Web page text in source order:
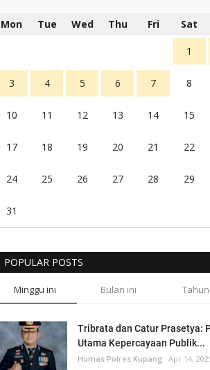
Mon Tue Wed Thu Fri Sat
1
3 4 5 6 7 8
10 11 12 13 14 15
17 18 19 20 21 22
24 25 26 27 28 29
31
POPULAR POSTS
Minggu ini Bulan ini
Tribrata dan Catur Prasetya:
Utama Kepercayaan Publik...
Humas Polres Kupang Apr 14,